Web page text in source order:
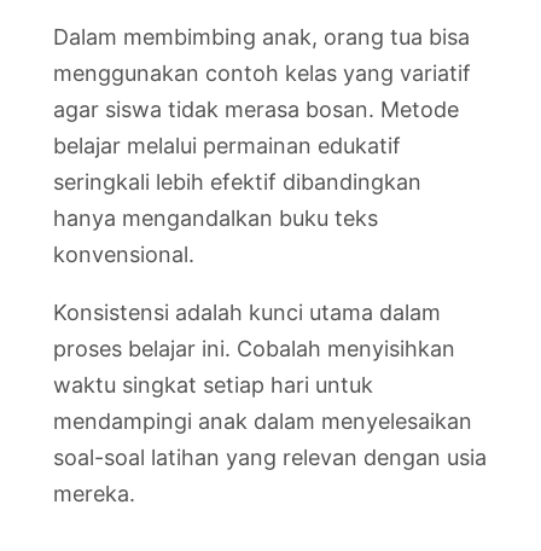
Dalam membimbing anak, orang tua bisa
menggunakan contoh kelas yang variatif
agar siswa tidak merasa bosan. Metode
belajar melalui permainan edukatif
seringkali lebih efektif dibandingkan
hanya mengandalkan buku teks
konvensional.
Konsistensi adalah kunci utama dalam
proses belajar ini. Cobalah menyisihkan
waktu singkat setiap hari untuk
mendampingi anak dalam menyelesaikan
soal-soal latihan yang relevan dengan usia
mereka.